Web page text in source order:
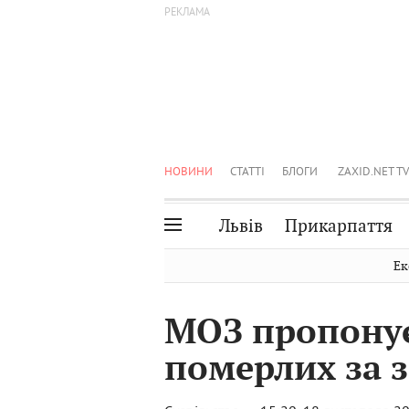
НОВИНИ СТАТТІ БЛОГИ ZAXID.NET TV
Львів Прикарпаття
Волинь
Чернівці
МОЗ
померлих за